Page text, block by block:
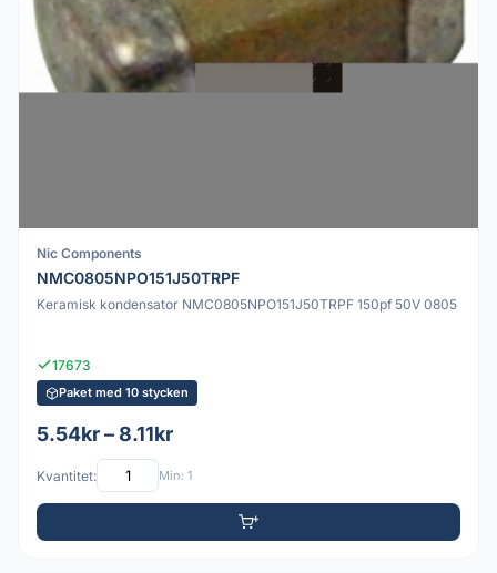
Nic Components
NMC0805NPO151J50TRPF
Keramisk kondensator NMC0805NPO151J50TRPF 150pf 50V 0805
17673
Paket med 10 stycken
5.54kr – 8.11kr
Kvantitet: Min: 1